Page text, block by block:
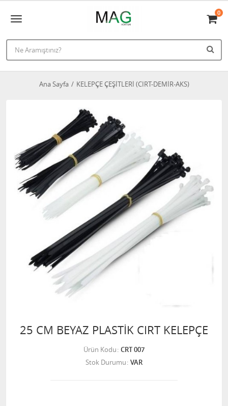
0
Ana Sayfa KELEPÇE ÇEŞİTLERİ (CIRT-DEMİR-AKS)
25 CM BEYAZ PLASTİK CIRT KELEPÇE
Ürün Kodu CRT 007
Stok Durumu VAR